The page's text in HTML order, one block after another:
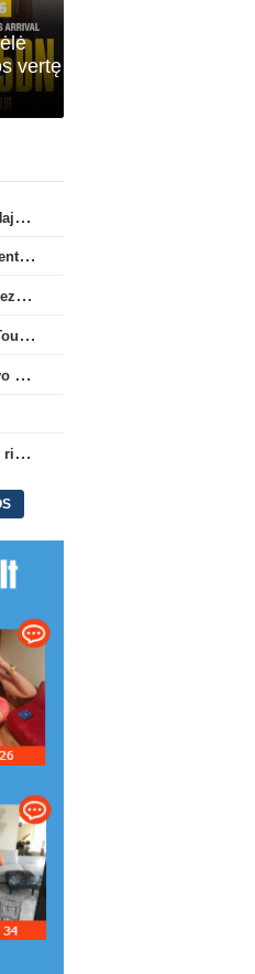
bandys D. Lastauskas
vertę
Konferencijų lyga: „Žalgiris“ – „Hajduk“ (rungtynės tiesiogiai)
Turo anonsas: tiesioginių konkurentų dvikova Gargžduose
M. Arteta: „Turime ambiciją kitą sezoną kovoti dėl visų titulų“
„Atalanta“ priklausantis E. Bilal Toure karjerą tęs „Parma“ gretose
B. Mendy: „Darau ką noriu su savo pasaulio čempionato titulu“
„Sporting“ pasipildys Tanzanijos rinktinės krašto saugu